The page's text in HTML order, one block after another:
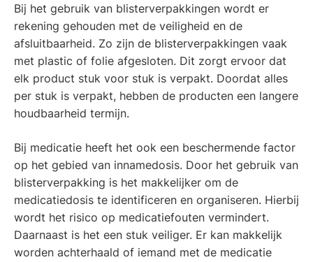
Bij het gebruik van blisterverpakkingen wordt er
rekening gehouden met de veiligheid en de
afsluitbaarheid. Zo zijn de blisterverpakkingen vaak
met plastic of folie afgesloten. Dit zorgt ervoor dat
elk product stuk voor stuk is verpakt. Doordat alles
per stuk is verpakt, hebben de producten een langere
houdbaarheid termijn.
Bij medicatie heeft het ook een beschermende factor
op het gebied van innamedosis. Door het gebruik van
blisterverpakking is het makkelijker om de
medicatiedosis te identificeren en organiseren. Hierbij
wordt het risico op medicatiefouten vermindert.
Daarnaast is het een stuk veiliger. Er kan makkelijk
worden achterhaald of iemand met de medicatie